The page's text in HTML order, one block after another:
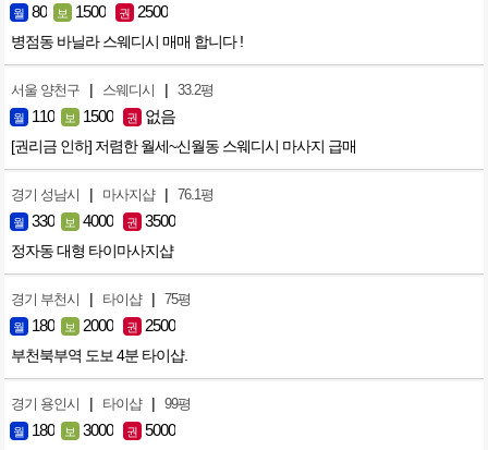
월 80 보 1500 권 2500
병점동 바닐라 스웨디시 매매 합니다 !
서울 양천구 | 스웨디시 | 33.2평
월 110 보 1500 권 없음
[권리금 인하] 저렴한 월세~신월동 스웨디시 마사지 급매
경기 성남시 | 마사지샵 | 76.1평
월 330 보 4000 권 3500
정자동 대형 타이마사지샵
경기 부천시 | 타이샵 | 75평
월 180 보 2000 권 2500
부천북부역 도보 4분 타이샵.
경기 용인시 | 타이샵 | 99평
월 180 보 3000 권 5000